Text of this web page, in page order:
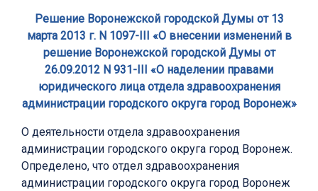
Решение Воронежской городской Думы от 13
марта 2013 г. N 1097-III «О внесении изменений в
решение Воронежской городской Думы от
26.09.2012 N 931-III «О наделении правами
юридического лица отдела здравоохранения
администрации городского округа город Воронеж»
О деятельности отдела здравоохранения
администрации городского округа город Воронеж.
Определено, что отдел здравоохранения
администрации городского округа город Воронеж